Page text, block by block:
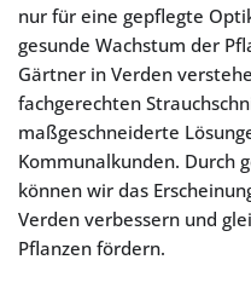
nur für eine gepflegte
gesunde Wachstum der
Gärtner in Verden
fachgerechten
maßgeschneiderte
Kommunalkunden. Durch
können wir das
Verden verbessern und
Pflanzen fördern.